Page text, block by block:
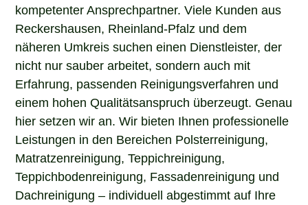
kompetenter Ansprechpartner. Viele Kunden aus
Reckershausen, Rheinland-Pfalz und dem
näheren Umkreis suchen einen Dienstleister, der
nicht nur sauber arbeitet, sondern auch mit
Erfahrung, passenden Reinigungsverfahren und
einem hohen Qualitätsanspruch überzeugt. Genau
hier setzen wir an. Wir bieten Ihnen professionelle
Leistungen in den Bereichen Polsterreinigung,
Matratzenreinigung, Teppichreinigung,
Teppichbodenreinigung, Fassadenreinigung und
Dachreinigung – individuell abgestimmt auf Ihre